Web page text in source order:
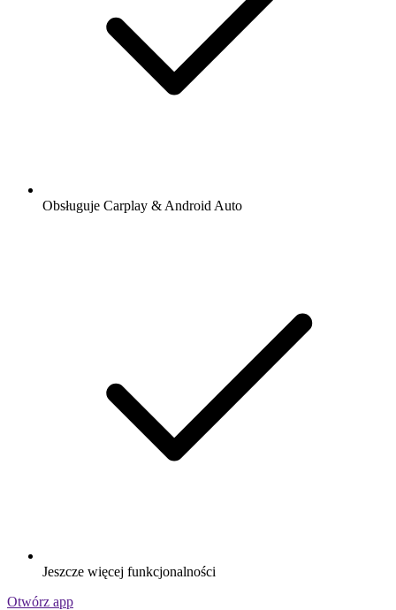
Obsługuje Carplay & Android Auto
Jeszcze więcej funkcjonalności
Otwórz app